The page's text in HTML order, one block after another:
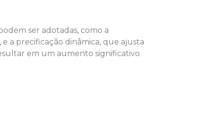
ser adotadas, como a
a precificação dinâmica, que ajusta
em um aumento significativo